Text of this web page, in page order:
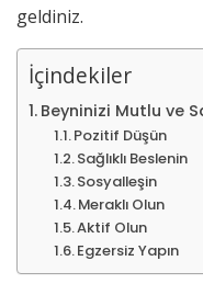
geldiniz.
İçindekiler
Beyninizi Mutlu ve
Pozitif Düşün
Sağlıklı Beslenin
Sosyalleşin
Meraklı Olun
Aktif Olun
Egzersiz Yapın